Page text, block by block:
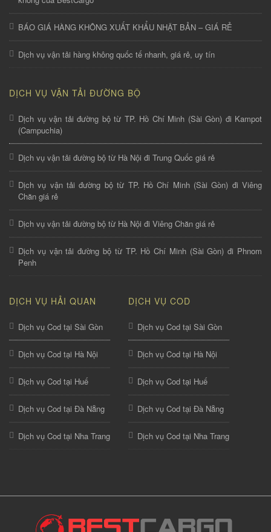
BÁO GIÁ HÀNG KHÔNG XUẤT KHẨU NHẬT BẢN – GIÁ RẺ
Dịch vụ vận tải hàng không quốc tế nhanh, giá rẻ, uy tín
DỊCH VỤ VẬN TẢI ĐƯỜNG BỘ
Dịch vụ vận tải đường bộ từ TP. Hồ Chí Minh (Sài Gòn) đi Kampot
(Campuchia)
Dịch vụ vận tải đường bộ từ Hà Nội đi Trung Quốc giá rẻ
Dịch vụ vận tải đường bộ từ TP. Hồ Chí Minh (Sài Gòn) đi Viêng
Chăn giá rẻ
Dịch vụ vận tải đường bộ từ Hà Nội đi Viêng Chăn giá rẻ
Dịch vụ vận tải đường bộ từ TP. Hồ Chí Minh (Sài Gòn) đi Phnom
Penh
DỊCH VỤ HẢI QUAN
Dịch vụ Cod tại Sài Gòn
Dịch vụ Cod tại Hà Nội
Dịch vụ Cod tại Huế
Dịch vụ Cod tại Đà Nẵng
Dịch vụ Cod tại Nha Trang
DỊCH VỤ COD
Dịch vụ Cod tại Sài Gòn
Dịch vụ Cod tại Hà Nội
Dịch vụ Cod tại Huế
Dịch vụ Cod tại Đà Nẵng
Dịch vụ Cod tại Nha Trang